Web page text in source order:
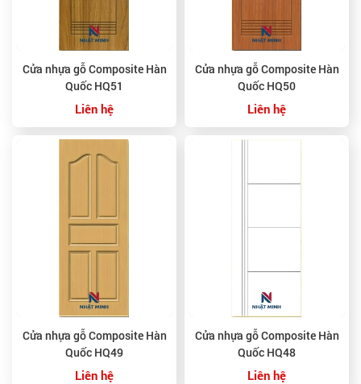
Cửa nhựa gỗ Composite Hàn
Quốc HQ51
Liên hệ
Cửa nhựa gỗ Composite Hàn
Quốc HQ50
Liên hệ
Cửa nhựa gỗ Composite Hàn
Quốc HQ49
Liên hệ
Cửa nhựa gỗ Composite Hàn
Quốc HQ48
Liên hệ